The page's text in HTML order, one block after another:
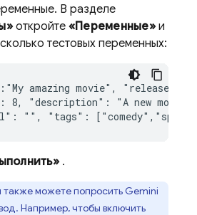
В разделе
откройте «Переменные»и
тестовых переменных:
My amazing movie" , " releaseYear
8, "description": "A new movie
": "" , " tags": ["comedy" , " space
.
также можете попросить Gemini
Например, чтобы включить